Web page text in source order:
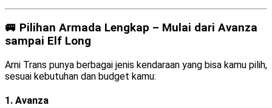
🚐 Pilihan Armada Lengkap – Mulai dari Avanza
sampai Elf Long
Arni Trans punya berbagai jenis kendaraan yang bisa kamu pilih,
sesuai kebutuhan dan budget kamu:
1. Avanza